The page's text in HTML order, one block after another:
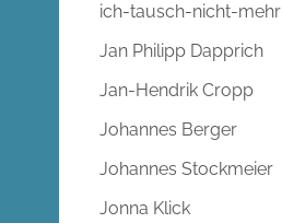
ich-tausch-nicht-mehr
Jan Philipp Dapprich
Jan-Hendrik Cropp
Johannes Berger
Johannes Stockmeier
Jonna Klick